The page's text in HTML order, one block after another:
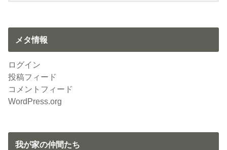
メタ情報
ログイン
投稿フィード
コメントフィード
WordPress.org
我が家の仲間たち